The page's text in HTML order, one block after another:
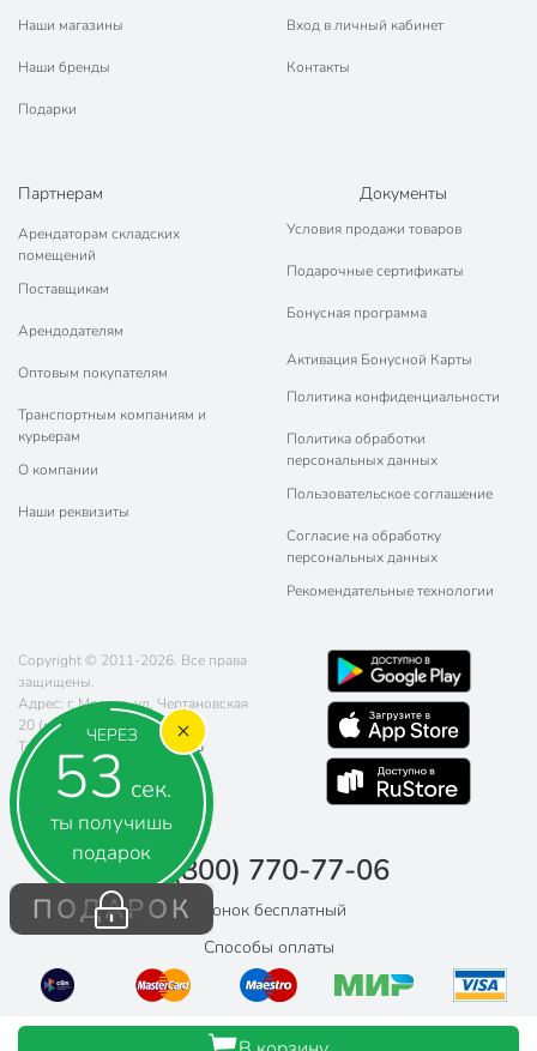
ЧЕРЕЗ
52 сек.
ты получишь
подарок
ПОДАРОК
Наши магазины
Наши бренды
Подарки
Вход в личный кабинет
Контакты
Партнерам
Арендаторам складских
помещений
Поставщикам
Арендодателям
Оптовым покупателям
Транспортным компаниям и
курьерам
О компании
Наши реквизиты
Документы
Условия продажи товаров
Подарочные сертификаты
Бонусная программа
Активация Бонусной Карты
Политика конфиденциальности
Политика обработки
персональных данных
Пользовательское соглашение
Согласие на обработку
персональных данных
Рекомендательные технологии
Copyright © 2011-2026. Все права
защищены.
Адрес: г. Москва, ул. Чертановская
20 (метро Южная)
Телефон:
8 (800) 770-77-06
Почта:sales@poryadok.ru
8 (800) 770-77-06
Звонок бесплатный
Способы оплаты